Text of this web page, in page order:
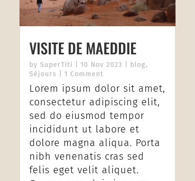
VISITE DE MAEDDIE
by SuperTiti 10 Nov 2023 blog,
Séjours
| 1 Comment
Lorem ipsum dolor sit amet,
consectetur adipiscing elit,
sed do eiusmod tempor
incididunt ut labore et
dolore magna aliqua. Porta
nibh venenatis cras sed
felis eget velit aliquet.